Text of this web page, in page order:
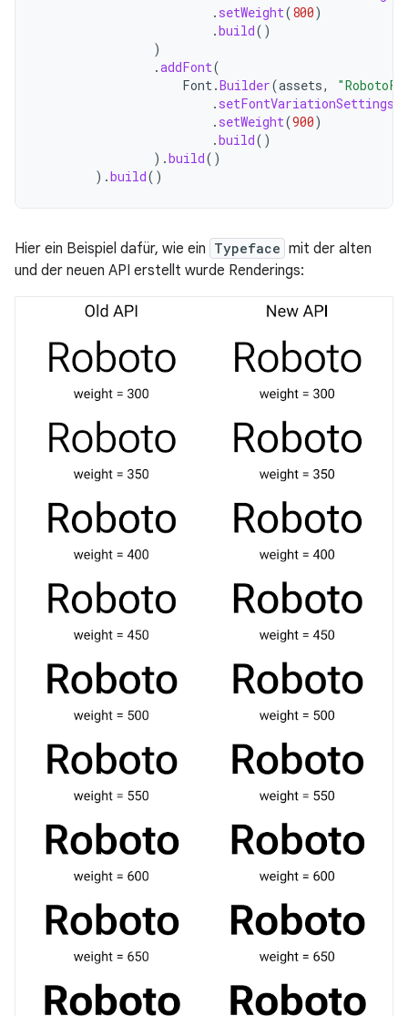
. setWeight(800)
.build()
)
.addFont(
Font.Builder(assets,
. setFontVariationSettings
. setWeight(900)
.build()
).build()
).build()
Hier ein Beispiel dafür, wie ein Typeface mit der alten
und der neuen API erstellt wurde Renderings: